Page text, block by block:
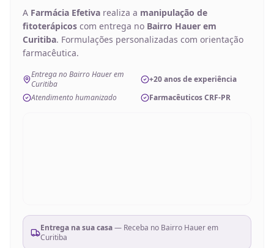
A Farmácia Efetiva realiza a manipulação de
fitoterápicos com entrega no Bairro Hauer em
Curitiba. Formulações personalizadas com orientação
farmacêutica.
Entrega no Bairro Hauer em
Curitiba
+20 anos de experiência
Atendimento humanizado
Farmacêuticos CRF-PR
Entrega na sua casa— Receba no Bairro Hauer em
Curitiba